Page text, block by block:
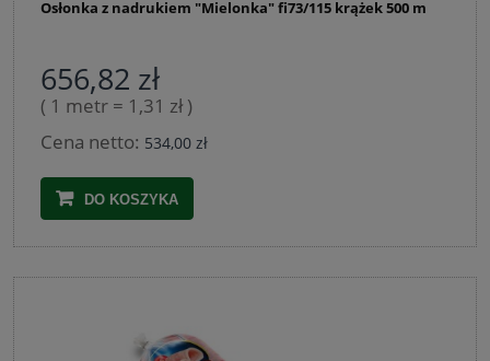
Osłonka z nadrukiem "Mielonka" fi73/115 krążek 500 m
656,82 zł
( 1 metr = 1,31 zł )
Cena netto: 534,00 zł
DO KOSZYKA